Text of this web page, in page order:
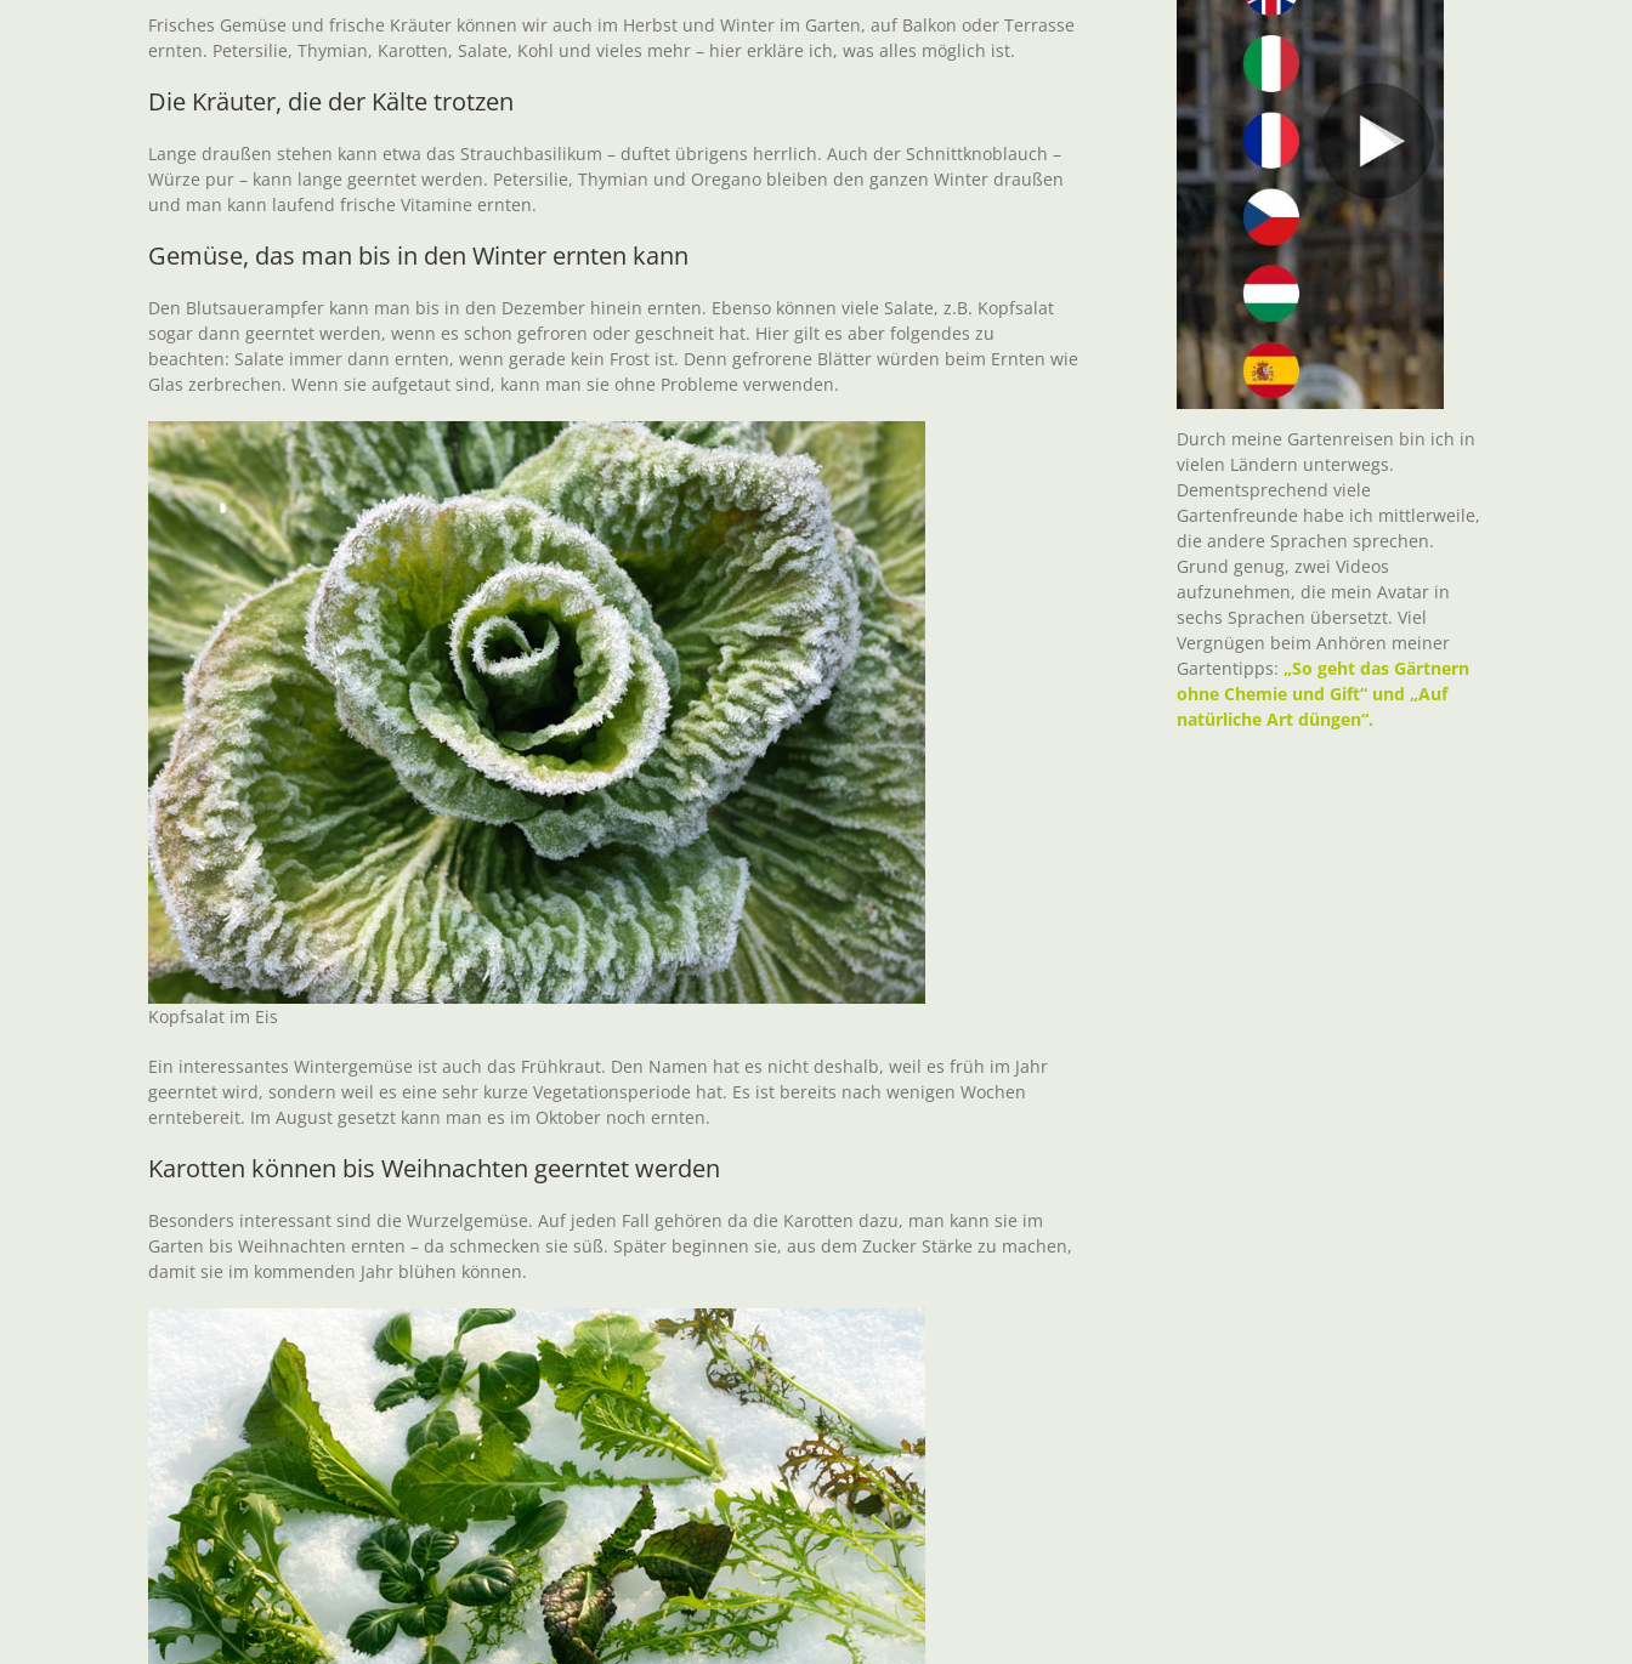
Frisches Gemüse und frische Kräuter können wir auch im Herbst und Winter im Garten, auf Balkon oder Terrasse
ernten. Petersilie, Thymian, Karotten, Salate, Kohl und vieles mehr – hier erkläre ich, was alles möglich ist.
Die Kräuter, die der Kälte trotzen
Lange draußen stehen kann etwa das Strauchbasilikum – duftet übrigens herrlich. Auch der Schnittknoblauch –
Würze pur – kann lange geerntet werden. Petersilie, Thymian und Oregano bleiben den ganzen Winter draußen
und man kann laufend frische Vitamine ernten.
Gemüse, das man bis in den Winter ernten kann
Den Blutsauerampfer kann man bis in den Dezember hinein ernten. Ebenso können viele Salate, z.B. Kopfsalat
sogar dann geerntet werden, wenn es schon gefroren oder geschneit hat. Hier gilt es aber folgendes zu
beachten: Salate immer dann ernten, wenn gerade kein Frost ist. Denn gefrorene Blätter würden beim Ernten wie
Glas zerbrechen. Wenn sie aufgetaut sind, kann man sie ohne Probleme verwenden.
Kopfsalat im Eis
Ein interessantes Wintergemüse ist auch das Frühkraut. Den Namen hat es nicht deshalb, weil es früh im Jahr
geerntet wird, sondern weil es eine sehr kurze Vegetationsperiode hat. Es ist bereits nach wenigen Wochen
erntebereit. Im August gesetzt kann man es im Oktober noch ernten.
Karotten können bis Weihnachten geerntet werden
Besonders interessant sind die Wurzelgemüse. Auf jeden Fall gehören da die Karotten dazu, man kann sie im
Garten bis Weihnachten ernten – da schmecken sie süß. Später beginnen sie, aus dem Zucker Stärke zu machen,
damit sie im kommenden Jahr blühen können.
Durch meine Gartenreisen bin ich in
vielen Ländern unterwegs.
Dementsprechend viele
Gartenfreunde habe ich mittlerweile,
die andere Sprachen sprechen.
Grund genug, zwei Videos
aufzunehmen, die mein Avatar in
sechs Sprachen übersetzt. Viel
Vergnügen beim Anhören meiner
Gartentipps: „So geht das Gärtnern
ohne Chemie und Gift“ und „Auf
natürliche Art düngen“.